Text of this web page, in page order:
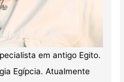
em antigo Egito.
Egípcia. Atualmente